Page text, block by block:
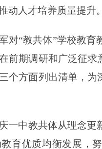
动人才培养质量提升
对“教共体”学校教
前期调研和广泛征
个方面列出清单，
一中教共体从理念
育优质均衡发展，